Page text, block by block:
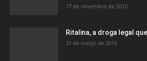
17 de novembro de 2015
Ritalina, a droga legal
31 de março de 2016